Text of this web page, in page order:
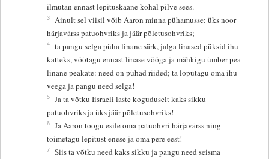
ilmutan ennast lepituskaane kohal pilve sees.
3 Ainult sel viisil võib Aaron minna pühamusse: üks noor
härjavärss patuohvriks ja jäär põletusohvriks;
4 ta pangu selga püha linane särk, jalga linased püksid ihu
katteks, vöötagu ennast linase vööga ja mähkigu ümber pea
linane peakate: need on pühad riided; ta loputagu oma ihu
veega ja pangu need selga!
5 Ja ta võtku Iisraeli laste koguduselt kaks sikku
patuohvriks ja üks jäär põletusohvriks!
6 Ja Aaron toogu esile oma patuohvri härjavärss ning
toimetagu lepitust enese ja oma pere eest!
7 Siis ta võtku need kaks sikku ja pangu need seisma